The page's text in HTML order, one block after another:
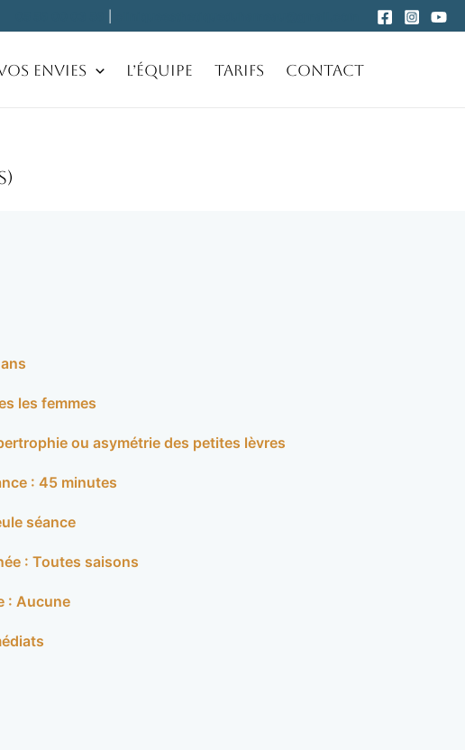
Envies L’équipe Tarifs Contact
les femmes
ou asymétrie des petites lèvres
: 45 minutes
séance
: Toutes saisons
: Aucune